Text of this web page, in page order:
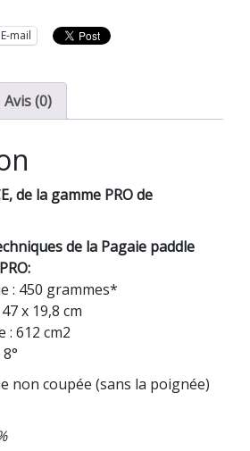
E-mail
Avis (0)
de la gamme PRO de
de la Pagaie paddle
: 450 grammes*
x 19,8 cm
: 612 cm2
non coupée (sans la poignée)